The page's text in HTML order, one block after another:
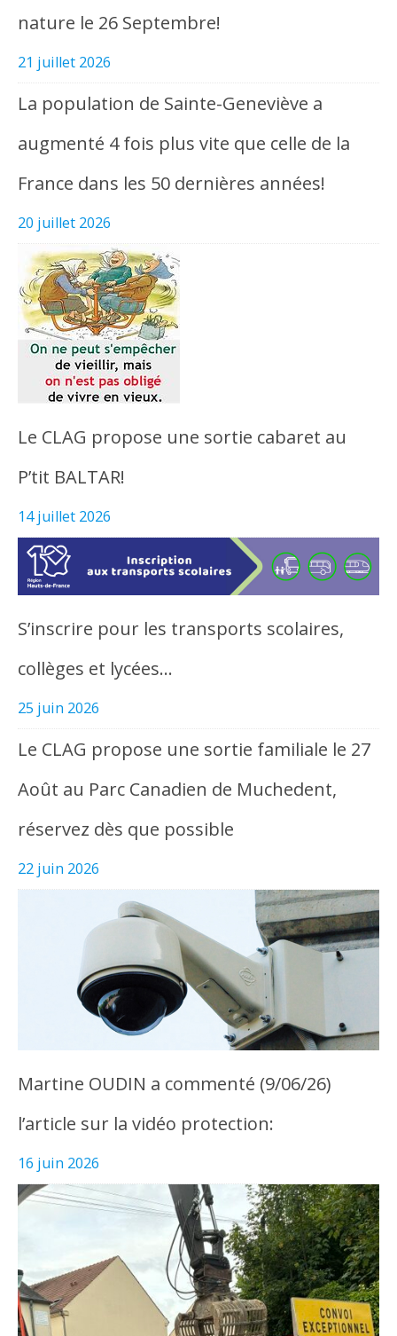
nature le 26 Septembre!
21 juillet 2026
La population de Sainte-Geneviève a
augmenté 4 fois plus vite que celle de la
France dans les 50 dernières années!
20 juillet 2026
Le CLAG propose une sortie cabaret au
P’tit BALTAR!
14 juillet 2026
S’inscrire pour les transports scolaires,
collèges et lycées…
25 juin 2026
Le CLAG propose une sortie familiale le 27
Août au Parc Canadien de Muchedent,
réservez dès que possible
22 juin 2026
Martine OUDIN a commenté (9/06/26)
l’article sur la vidéo protection:
16 juin 2026